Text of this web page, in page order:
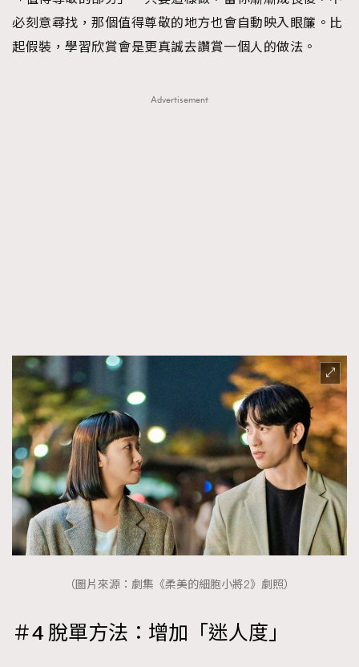
必刻意尋找，那個值得尊敬的地方也會自動映入眼簾。比
起假裝，學習欣賞會是更真誠去讚賞一個人的做法。
Advertisement
（圖片來源：劇集《柔美的細胞小將2》劇照）
＃4 脫單方法：增加「迷人度」